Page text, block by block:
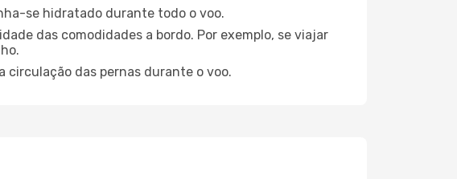
se hidratado durante todo o voo.
das comodidades a bordo. Por exemplo, se viajar
circulação das pernas durante o voo.